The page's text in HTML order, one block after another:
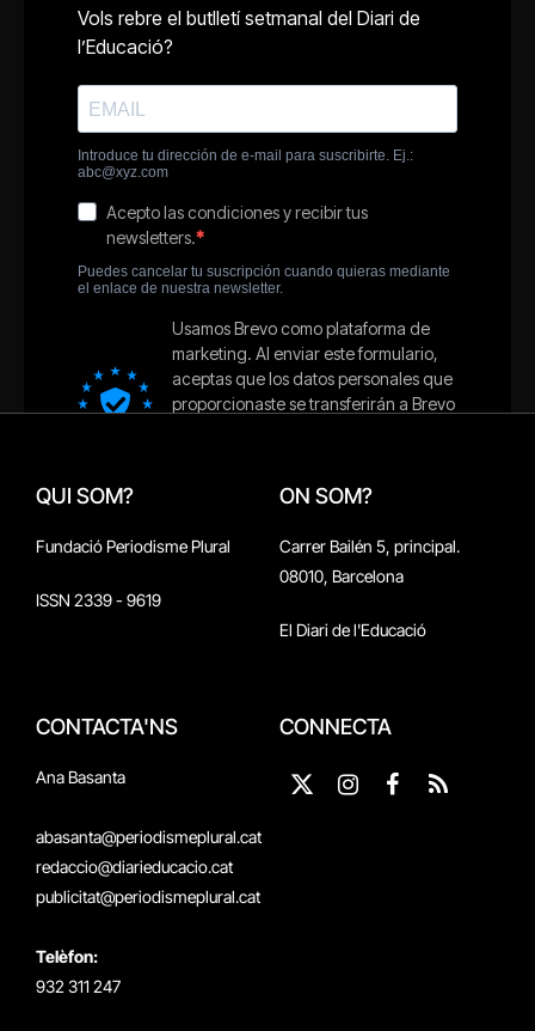
QUI SOM?
Fundació Periodisme Plural
ISSN 2339 - 9619
ON SOM?
Carrer Bailén 5, principal.
08010, Barcelona
El Diari de l'Educació
CONTACTA'NS
Ana Basanta
abasanta@periodismeplural.cat
redaccio@diarieducacio.cat
publicitat@periodismeplural.cat
Telèfon:
932 311 247
CONNECTA
X
Instagram
Facebook
RSS